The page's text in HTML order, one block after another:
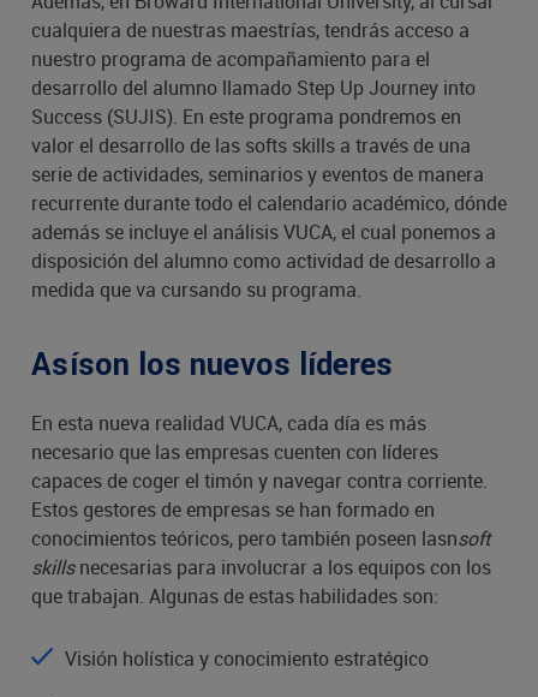
cualquiera de nuestras maestrías, tendrás acceso a
nuestro programa de acompañamiento para el
desarrollo del alumno llamado Step Up Journey into
Success (SUJIS). En este programa pondremos en
valor el desarrollo de las softs skills a través de una
serie de actividades, seminarios y eventos de manera
recurrente durante todo el calendario académico, dónde
además se incluye el análisis VUCA, el cual ponemos a
disposición del alumno como actividad de desarrollo a
medida que va cursando su programa.
Asíson los nuevos líderes
En esta nueva realidad VUCA, cada día es más
necesario que las empresas cuenten con líderes
capaces de coger el timón y navegar contra corriente.
Estos gestores de empresas se han formado en
conocimientos teóricos, pero también poseen lasnsoft
skills necesarias para involucrar a los equipos con los
que trabajan. Algunas de estas habilidades son:
Visión holística y conocimiento estratégico